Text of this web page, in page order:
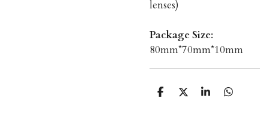
lenses)
Package Size:
80mm*70mm*10mm
S
S
S
S